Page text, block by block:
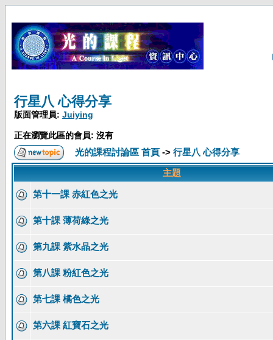
行星八 心得分享
版面管理員: Juiying
正在瀏覽此區的會員: 沒有
光的課程討論區 首頁 -> 行星八 心得分享
主題
第十一課 赤紅色之光
第十課 薄荷綠之光
第九課 紫水晶之光
第八課 粉紅色之光
第七課 橘色之光
第六課 紅寶石之光